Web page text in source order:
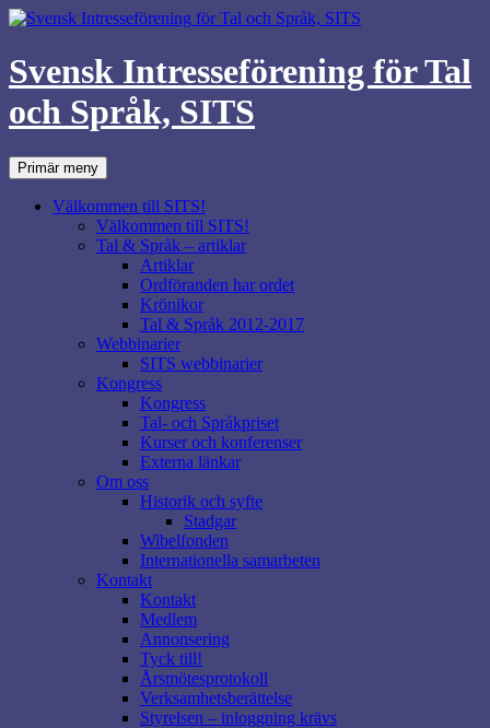
Svensk Intresseförening för Tal
och Språk, SITS
SökPrimär meny
till
innehåll
Välkommen till SITS!
Välkommen till SITS!
Tal & Språk – artiklar
Artiklar
Ordföranden har ordet
Krönikor
Tal & Språk 2012-2017
Webbinarier
SITS webbinarier
Kongress
Kongress
Tal- och Språkpriset
Kurser och konferenser
Externa länkar
Om oss
Historik och syfte
Stadgar
Wibelfonden
Internationella samarbeten
Kontakt
Kontakt
Medlem
Annonsering
Tyck till!
Årsmötesprotokoll
Verksamhetsberättelse
Styrelsen – inloggning krävs